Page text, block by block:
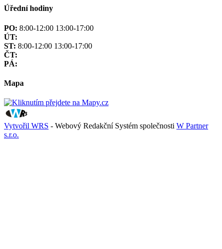
Úřední hodiny
PO: 8:00-12:00 13:00-17:00
ÚT:
ST: 8:00-12:00 13:00-17:00
ČT:
PÁ:
Mapa
Vytvořil WRS - Webový Redakční Systém společnosti W Partner
s.r.o.